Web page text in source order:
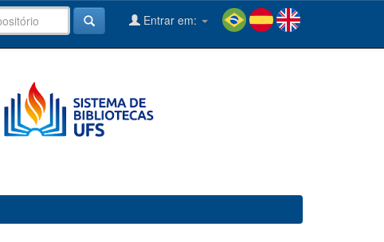
Entrar em: